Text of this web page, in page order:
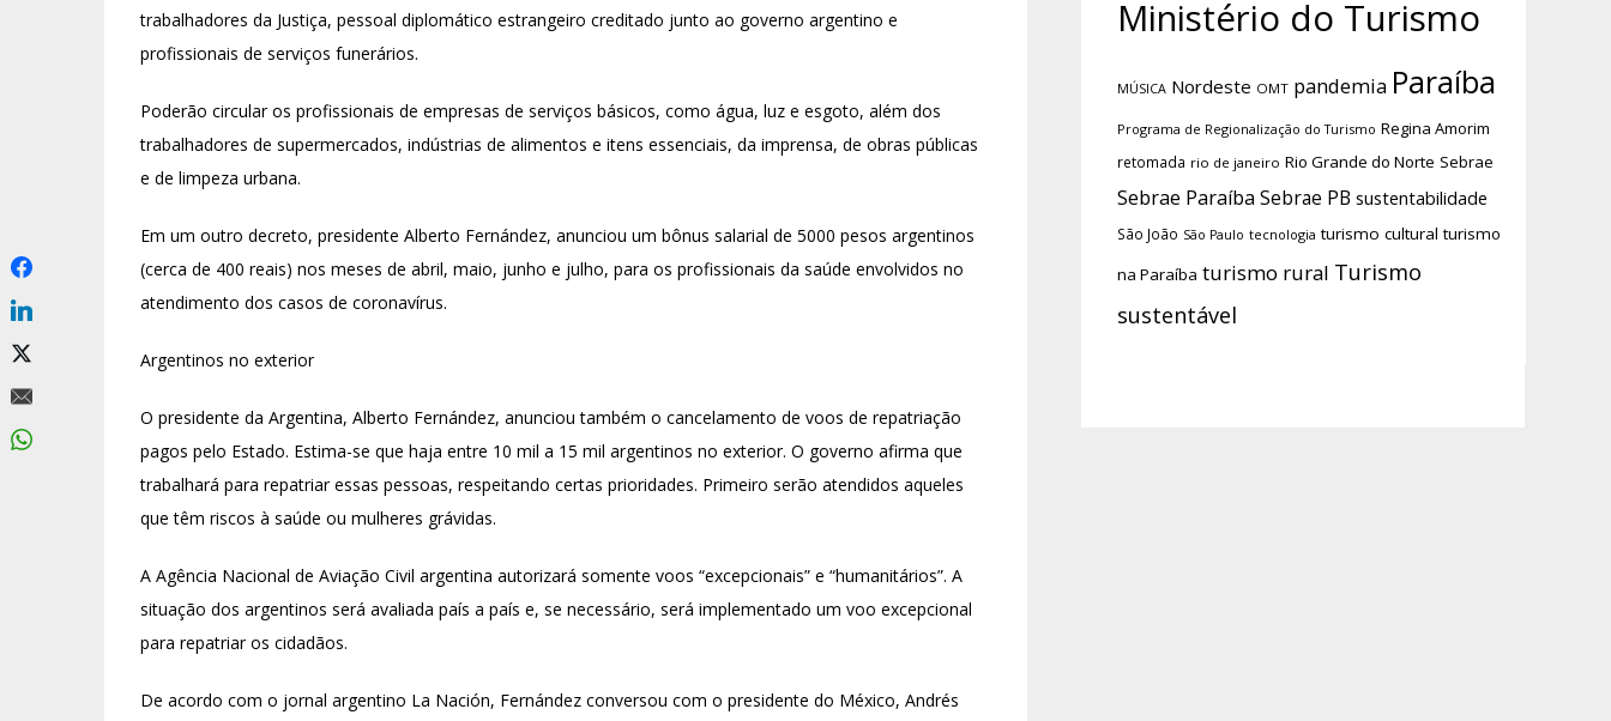
trabalhadores da Justiça, pessoal diplomático estrangeiro creditado junto ao governo argentino e
profissionais de serviços funerários.
Poderão circular os profissionais de empresas de serviços básicos, como água, luz e esgoto, além dos
trabalhadores de supermercados, indústrias de alimentos e itens essenciais, da imprensa, de obras públicas
e de limpeza urbana.
Em um outro decreto, presidente Alberto Fernández, anunciou um bônus salarial de 5000 pesos argentinos
(cerca de 400 reais) nos meses de abril, maio, junho e julho, para os profissionais da saúde envolvidos no
atendimento dos casos de coronavírus.
Argentinos no exterior
O presidente da Argentina, Alberto Fernández, anunciou também o cancelamento de voos de repatriação
pagos pelo Estado. Estima-se que haja entre 10 mil a 15 mil argentinos no exterior. O governo afirma que
trabalhará para repatriar essas pessoas, respeitando certas prioridades. Primeiro serão atendidos aqueles
que têm riscos à saúde ou mulheres grávidas.
A Agência Nacional de Aviação Civil argentina autorizará somente voos “excepcionais” e “humanitários”. A
situação dos argentinos será avaliada país a país e, se necessário, será implementado um voo excepcional
para repatriar os cidadãos.
De acordo com o jornal argentino La Nación, Fernández conversou com o presidente do México, Andrés
Ministério do Turismo
MÚSICA Nordeste OMT pandemia Paraíba
Programa de Regionalização do Turismo Regina Amorim
retomada rio de janeiro Rio Grande do Norte Sebrae
Sebrae Paraíba Sebrae PB sustentabilidade
São João São Paulo tecnologia turismo cultural turismo
na Paraíba turismo rural Turismo
sustentável